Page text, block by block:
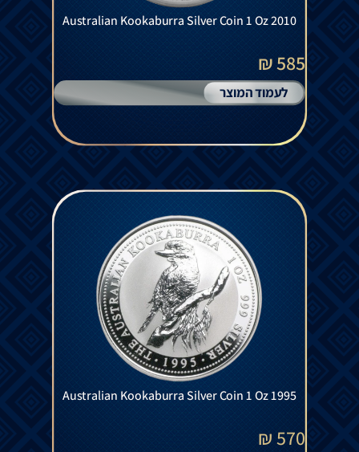
Australian Kookaburra Silver Coin 1 Oz 2010
585 ₪
לעמוד המוצר
Australian Kookaburra Silver Coin 1 Oz 1995
570
₪